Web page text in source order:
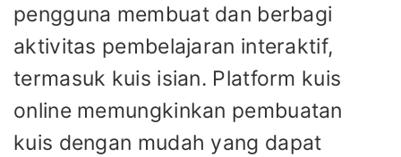
pengguna membuat dan berbagi
aktivitas pembelajaran interaktif,
termasuk kuis isian. Platform kuis
online memungkinkan pembuatan
kuis dengan mudah yang dapat